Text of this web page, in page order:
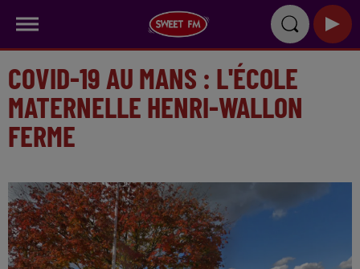
COVID-19 AU MANS : L'ÉCOLE
MATERNELLE HENRI-WALLON
FERME